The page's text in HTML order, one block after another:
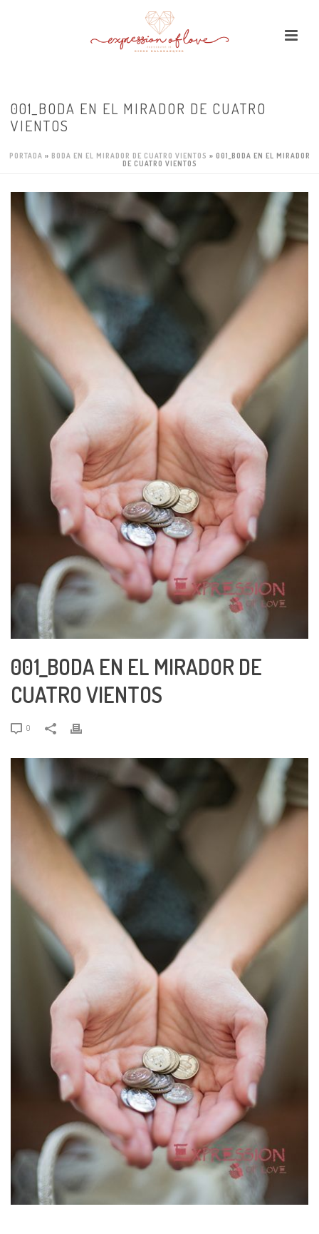
001_BODA EN EL MIRADOR DE CUATRO
VIENTOS
PORTADA » BODA EN EL MIRADOR DE CUATRO VIENTOS » 001_BODA EN EL MIRADOR
DE CUATRO VIENTOS
001_BODA EN EL MIRADOR DE
CUATRO VIENTOS
0